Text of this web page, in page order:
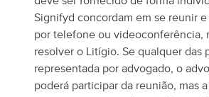
Signifyd concordam em se reunir
por telefone ou videoconferência,
resolver o Litígio. Se qualquer das
representada por advogado, o
poderá participar da reunião, mas